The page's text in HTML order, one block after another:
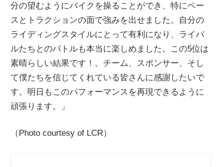
分の望むようにバイクを操ることができ、特にペー
スとトラクションの面で強みを出せました。自分の
ライディングスタイルにとって有利になり、ライバ
ルたちとのバトルも本当に楽しめました。この5位は
素晴らしい結果です！。チーム、スポンサー、そし
て僕たちを信じてくれている皆さんに感謝したいで
す。明日もこのパフォーマンスを再現できるように
頑張ります。」
（Photo courtesy of LCR）